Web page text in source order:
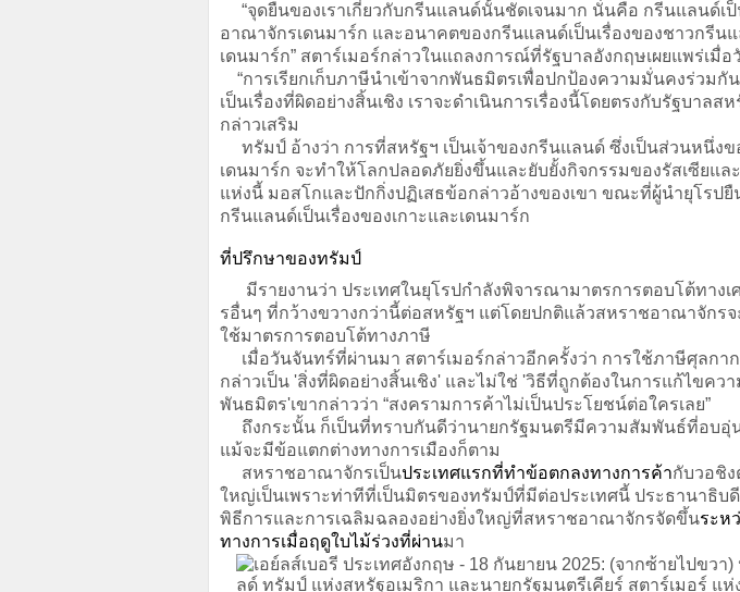
“จุดยืนของเราเกี่ยวกับกรีนแลนด์นั้นชัดเจนมาก นั่นคือ กรีนแลนด์เ
อาณาจักรเดนมาร์ก และอนาคตของกรีนแลนด์เป็นเรื่องของชาวกรีน
เดนมาร์ก” สตาร์เมอร์กล่าวในแถลงการณ์ที่รัฐบาลอังกฤษเผยแพร่เมื่อ
“การเรียกเก็บภาษีนำเข้าจากพันธมิตรเพื่อปกป้องความมั่นคงร่วม
เป็นเรื่องที่ผิดอย่างสิ้นเชิง เราจะดำเนินการเรื่องนี้โดยตรงกับรัฐบาลส
กล่าวเสริม
ทรัมป์ อ้างว่า การที่สหรัฐฯ เป็นเจ้าของกรีนแลนด์ ซึ่งเป็นส่วนหนึ่ง
เดนมาร์ก จะทำให้โลกปลอดภัยยิ่งขึ้นและยับยั้งกิจกรรมของรัสเซียแล
แห่งนี้ มอสโกและปักกิ่งปฏิเสธข้อกล่าวอ้างของเขา ขณะที่ผู้นำยุโรป
กรีนแลนด์เป็นเรื่องของเกาะและเดนมาร์ก
ที่ปรึกษาของทรัมป์
มีรายงานว่า ประเทศในยุโรปกำลังพิจารณามาตรการตอบโต้ทางเ
รอื่นๆ ที่กว้างขวางกว่านี้ต่อสหรัฐฯ แต่โดยปกติแล้วสหราชอาณาจักรจ
ใช้มาตรการตอบโต้ทางภาษี
เมื่อวันจันทร์ที่ผ่านมา สตาร์เมอร์กล่าวอีกครั้งว่า การใช้ภาษีศุลกา
กล่าวเป็น 'สิ่งที่ผิดอย่างสิ้นเชิง' และไม่ใช่ 'วิธีที่ถูกต้องในการแก้ไขคว
พันธมิตร'เขากล่าวว่า “สงครามการค้าไม่เป็นประโยชน์ต่อใครเลย”
ถึงกระนั้น ก็เป็นที่ทราบกันดีว่านายกรัฐมนตรีมีความสัมพันธ์ที่อบอุ่
แม้จะมีข้อแตกต่างทางการเมืองก็ตาม
สหราชอาณาจักรเป็นประเทศแรกที่ทำข้อตกลงทางการค้ากับวอชิ
ใหญ่เป็นเพราะท่าทีที่เป็นมิตรของทรัมป์ที่มีต่อประเทศนี้ ประธานาธิบ
พิธีการและการเฉลิมฉลองอย่างยิ่งใหญ่ที่สหราชอาณาจักรจัดขึ้นระห
ทางการเมื่อฤดูใบไม้ร่วงที่ผ่านมา